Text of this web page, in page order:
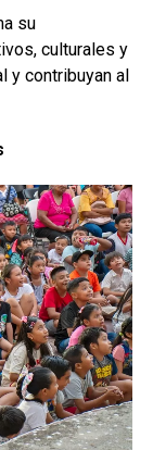
su
culturales y
contribuyan al